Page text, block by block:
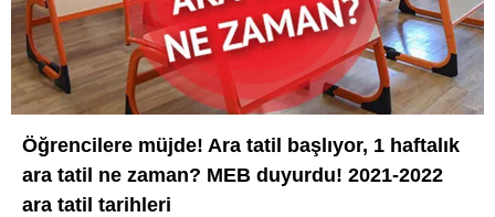
WhatsApp İhbar Hattı
GÜNDEM
NÖBETÇI ECZANELER
Öğrencilere müjde! Ara tatil başlıyor, 1 haftalık
ara tatil ne zaman? MEB duyurdu! 2021-2022
ara tatil tarihleri